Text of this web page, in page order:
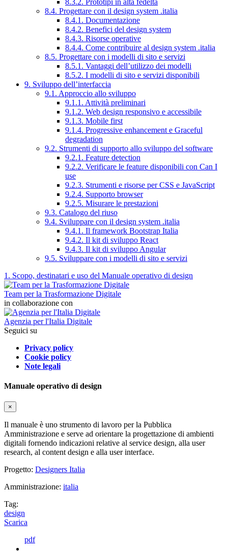
8.4. Progettare con il design system .italia
8.4.1. Documentazione
8.4.2. Benefici del design system
8.4.3. Risorse operative
8.4.4. Come contribuire al design system .italia
8.5. Progettare con i modelli di sito e servizi
8.5.1. Vantaggi dell’utilizzo dei modelli
8.5.2. I modelli di sito e servizi disponibili
9. Sviluppo dell’interfaccia
9.1. Approccio allo sviluppo
9.1.1. Attività preliminari
9.1.2. Web design responsivo e accessibile
9.1.3. Mobile first
9.1.4. Progressive enhancement e Graceful
degradation
9.2. Strumenti di supporto allo sviluppo del software
9.2.1. Feature detection
9.2.2. Verificare le feature disponibili con Can I
use
9.2.3. Strumenti e risorse per CSS e JavaScript
9.2.4. Supporto browser
9.2.5. Misurare le prestazioni
9.3. Catalogo del riuso
9.4. Sviluppare con il design system .italia
9.4.1. Il framework Bootstrap Italia
9.4.2. Il kit di sviluppo React
9.4.3. Il kit di sviluppo Angular
9.5. Sviluppare con i modelli di sito e servizi
1. Scopo, destinatari e uso del Manuale operativo di design
Team per la Trasformazione Digitale
in collaborazione con
Agenzia per l'Italia Digitale
Seguici su
Privacy policy
Cookie policy
Note legali
Manuale operativo di design
×
Il manuale è uno strumento di lavoro per la Pubblica
Amministrazione e serve ad orientare la progettazione di ambienti
digitali fornendo indicazioni relative al service design, alla user
research, al content design e alla user interface.
Progetto: Designers Italia
Amministrazione: italia
Tag:
design
Scarica
pdf